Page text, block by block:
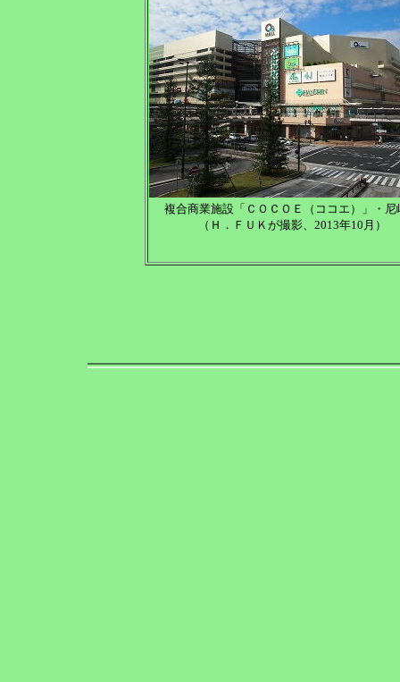
複合商業施設「ＣＯＣＯＥ（ココエ）」・尼
（Ｈ．ＦＵＫが撮影、2013年10月）